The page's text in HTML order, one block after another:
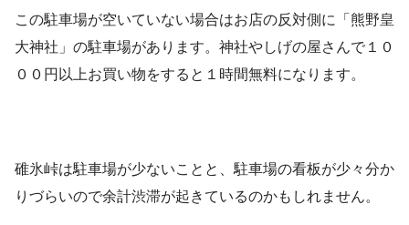
この駐車場が空いていない場合はお店の反対側に「熊野皇
大神社」の駐車場があります。神社やしげの屋さんで１０
００円以上お買い物をすると１時間無料になります。
碓氷峠は駐車場が少ないことと、駐車場の看板が少々分か
りづらいので余計渋滞が起きているのかもしれません。